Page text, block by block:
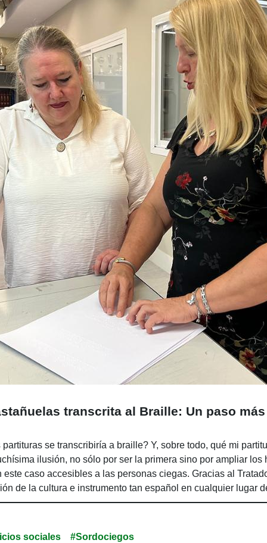
transcrita al Braille: Un paso
se transcribiría a braille? Y, sobre todo, qué mi
ilusión, no sólo por ser la primera sino por ampliar los
caso accesibles a las personas ciegas. Gracias al
de la cultura e instrumento tan español en cualquier lugar
sociales #Sordociegos